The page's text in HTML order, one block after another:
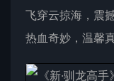
飞穿云掠海，震
热血奇妙，温馨